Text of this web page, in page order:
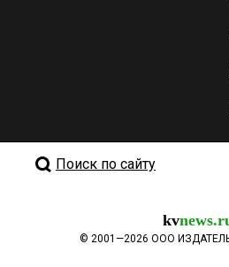
Поиск по сайту
kv
© 2001—2026 ООО